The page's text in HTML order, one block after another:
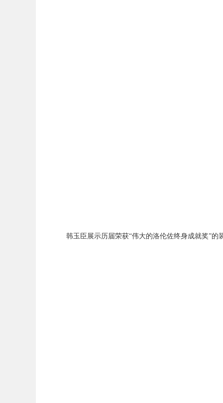
韩玉臣展示历届荣获“伟大的洛伦佐终身成就奖”